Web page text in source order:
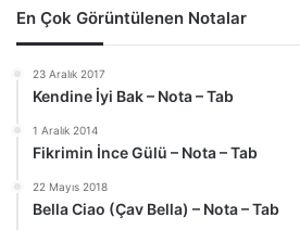
En Çok Görüntülenen Notalar
23 Aralık 2017
Kendine İyi Bak – Nota – Tab
1 Aralık 2014
Fikrimin İnce Gülü – Nota – Tab
22 Mayıs 2018
Bella Ciao (Çav Bella) – Nota – Tab